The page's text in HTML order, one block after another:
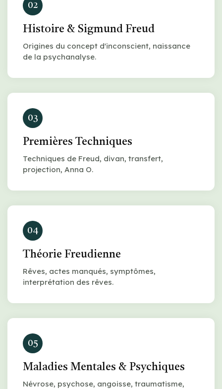
02
Histoire & Sigmund Freud
Origines du concept d'inconscient, naissance
de la psychanalyse.
03
Premières Techniques
Techniques de Freud, divan, transfert,
projection, Anna O.
04
Théorie Freudienne
Rêves, actes manqués, symptômes,
interprétation des rêves.
05
Maladies Mentales & Psychiques
Névrose, psychose, angoisse, traumatisme,